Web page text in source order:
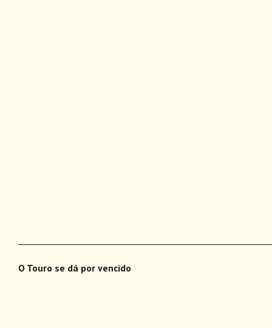
O Touro se dá por vencido